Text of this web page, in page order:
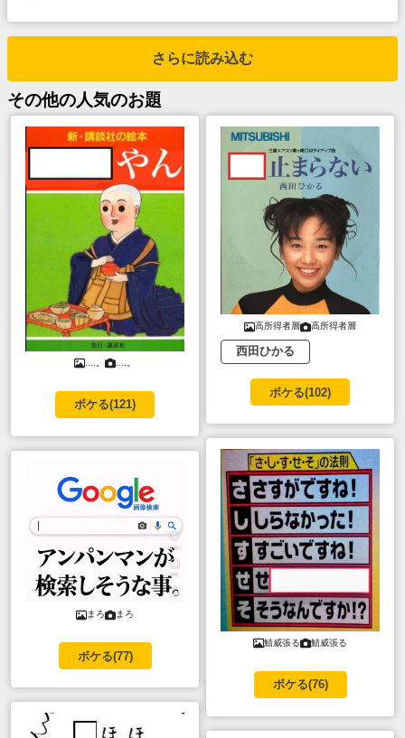
さらに読み込む
その他の人気のお題
ボケる(121)
まろ まろ
ボケる(77)
高所得者層 高所得者層
西田ひかる
ボケる(102)
鯖威張る 鯖威張る
ボケる(76)